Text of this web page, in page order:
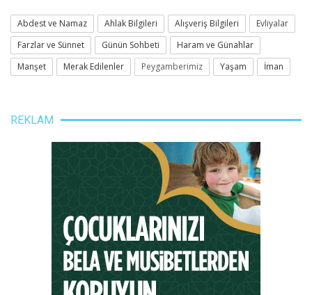
Abdest ve Namaz Ahlak Bilgileri Alışveriş Bilgileri
Evliyalar
Farzlar ve Sünnet
Günün Sohbeti
Haram ve Günahlar
Manşet
Merak Edilenler Peygamberimiz Yaşam İman
REKLAM